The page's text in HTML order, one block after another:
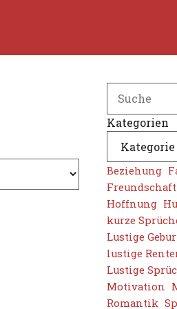
Kategorien
Beziehung
Freundschaft
Hoffnung
kurze
Lustige
lustige
Lustige
Motivation
Romantik